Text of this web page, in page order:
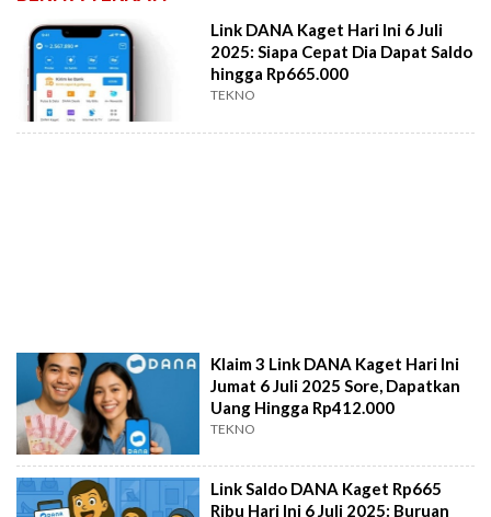
Link DANA Kaget Hari Ini 6 Juli
2025: Siapa Cepat Dia Dapat Saldo
hingga Rp665.000
TEKNO
Klaim 3 Link DANA Kaget Hari Ini
Jumat 6 Juli 2025 Sore, Dapatkan
Uang Hingga Rp412.000
TEKNO
Link Saldo DANA Kaget Rp665
Ribu Hari Ini 6 Juli 2025: Buruan